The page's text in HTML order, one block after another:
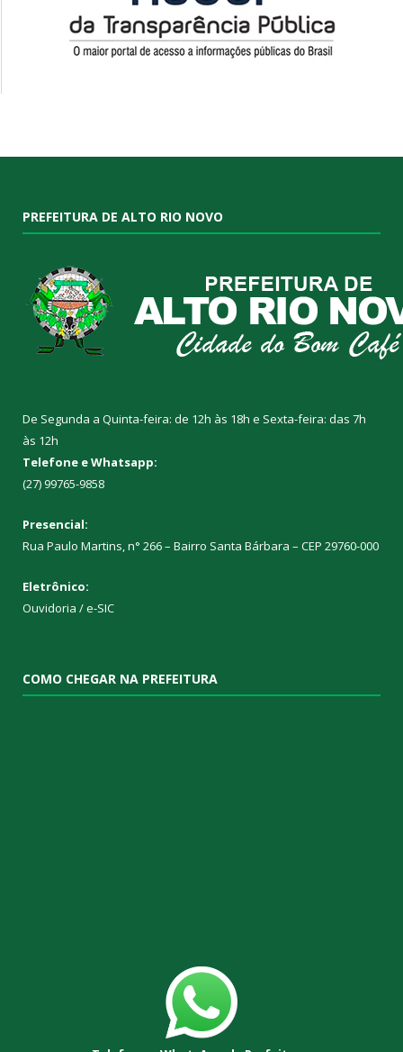
PREFEITURA DE ALTO RIO NOVO
De Segunda a Quinta-feira: de 12h às 18h e Sexta-feira: das 7h
às 12h
Telefone e Whatsapp:
(27) 99765-9858
Presencial:
Rua Paulo Martins, n° 266 – Bairro Santa Bárbara – CEP 29760-000
Eletrônico:
Ouvidoria /e-SIC
COMO CHEGAR NA PREFEITURA